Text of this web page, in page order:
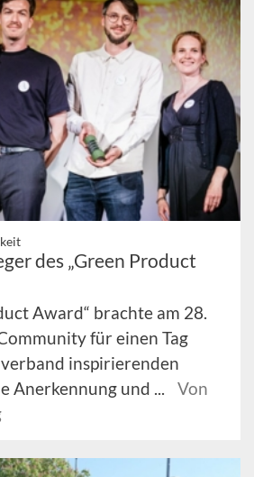
des „Green Product
Award“ brachte am 28.
für einen Tag
inspirierenden
Anerkennung und ...
Von